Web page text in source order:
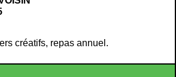
créatifs, repas annuel.